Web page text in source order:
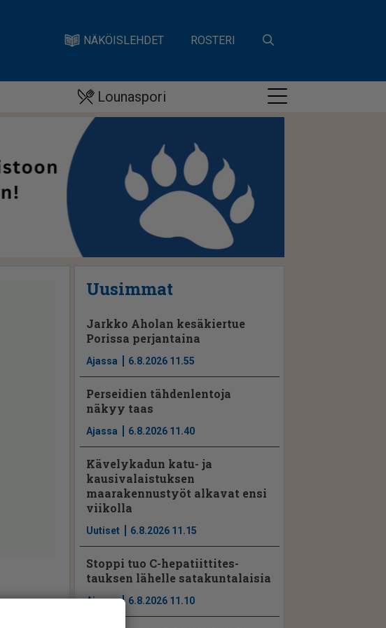
NÄKÖISLEHDET ROSTERI
Lounaspori
Uusimmat
Jarkko Aholan kesäkiertue
Porissa perjantaina
Ajassa 6.8.2026 11.55
Perseidien tähdenlentoja
näkyy taas
Ajassa 6.8.2026 11.40
Kävelykadun katu- ja
kausivalaistuksen
maarakennustyöt alkavat ensi
viikolla
Uutiset 6.8.2026 11.15
Stoppi tuo C-hepatiit­ti­tes­
tauksen lähelle satakuntalaisia
Ajassa 6.8.2026 11.10